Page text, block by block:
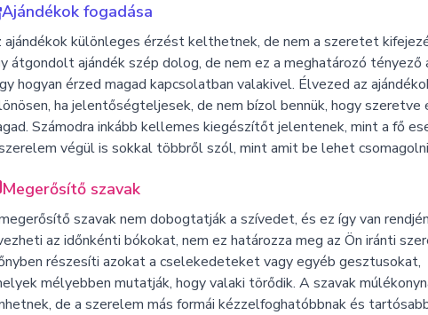
Ajándékok fogadása
ajándékok különleges érzést kelthetnek, de nem a szeretet
átgondolt ajándék szép dolog, de nem ez a meghatározó tényező
hogyan érzed magad kapcsolatban valakivel. Élvezed az
ha jelentőségteljesek, de nem bízol bennük, hogy szeretve
Számodra inkább kellemes kiegészítőt jelentenek, mint a fő
végül is sokkal többről szól, mint amit be lehet
Megerősítő szavak
szavak nem dobogtatják a szívedet, és ez így van
az időnkénti bókokat, nem ez határozza meg az Ön iránti
részesíti azokat a cselekedeteket vagy egyéb gesztusokat,
mélyebben mutatják, hogy valaki törődik. A szavak
de a szerelem más formái kézzelfoghatóbbnak és